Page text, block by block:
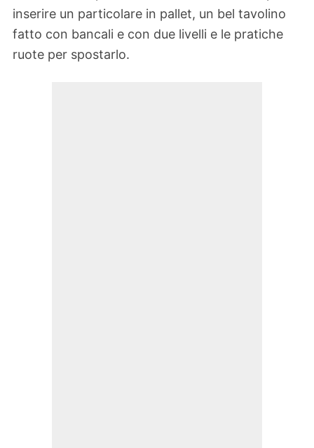
inserire un particolare in pallet, un bel tavolino
fatto con bancali e con due livelli e le pratiche
ruote per spostarlo.